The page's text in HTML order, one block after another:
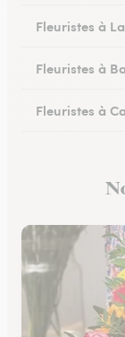
Fleuristes à
Fleuristes à
Fleuristes à